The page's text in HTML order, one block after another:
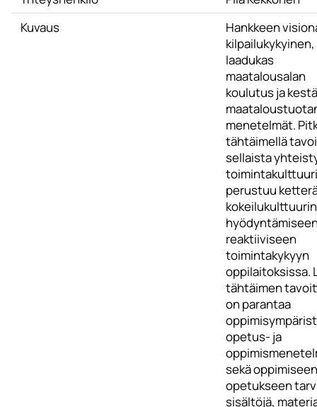
Kuvaus
Hankkeen
kilpailukykyinen,
laadukas
maatalousalan
koulutus ja
menetelmät.
tähtäimellä
sellaista
perustuu
kokeilukulttuurin
reaktiiviseen
toimintakykyyn
oppilaitoksissa.
tähtäimen
on parantaa
opetus- ja
sekä
opetukseen
sisältöjä,